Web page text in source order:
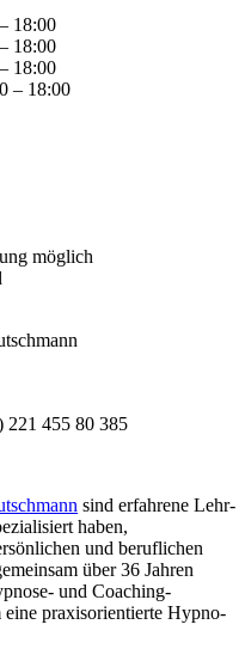
18:00
18:00
18:00
– 18:00
möglich
221 455 80 385
sind erfahrene Lehr-
haben,
und beruflichen
über 36 Jahren
und Coaching-
praxisorientierte Hypno-